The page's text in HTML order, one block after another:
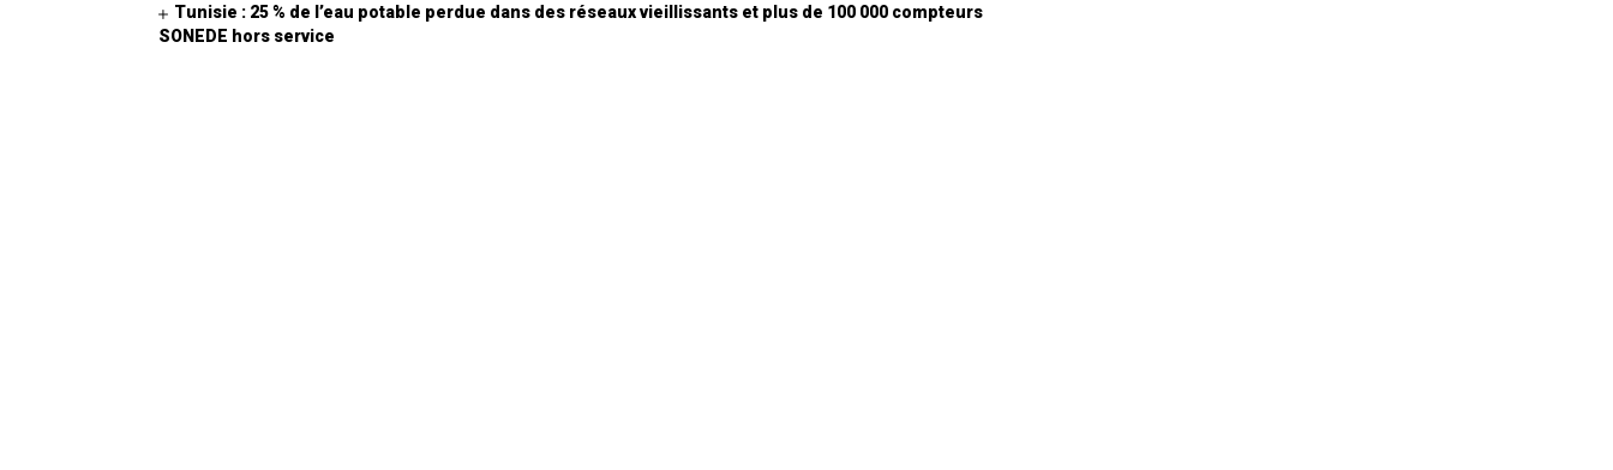
Tunisie : 25 % de l’eau potable perdue dans des réseaux vieillissants et plus de 100 000 compteurs
SONEDE hors service